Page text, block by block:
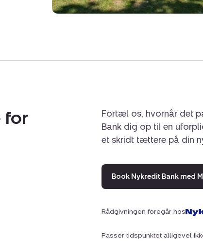
for
Fortæl os, hvornår det
Bank dig op til en
et skridt tættere på din
Book Nykredit Bank med
Rådgivningen foregår hos
Passer tidspunktet alligevel